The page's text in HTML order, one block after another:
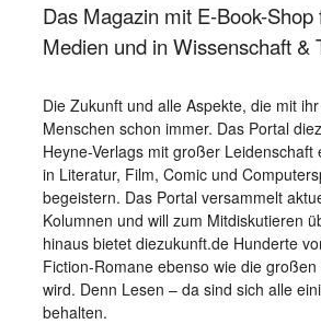
Das Magazin mit E-Book-
Medien und in Wissenschaft &
Die Zukunft und alle Aspekte, die mit
Menschen schon immer. Das Portal
Heyne-Verlags mit großer
in Literatur, Film, Comic und
begeistern. Das Portal versammelt
Kolumnen und will zum Mitdiskutieren
hinaus bietet diezukunft.de Hunderte
Fiction-Romane ebenso wie die
wird. Denn Lesen – da sind sich alle
behalten.